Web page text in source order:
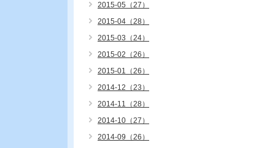
2015-05（27）
2015-04（28）
2015-03（24）
2015-02（26）
2015-01（26）
2014-12（23）
2014-11（28）
2014-10（27）
2014-09（26）